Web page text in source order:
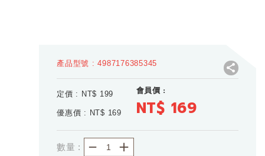
產品型號 : 4987176385345
定價 : NT$ 199
優惠價 : NT$ 169
會員價 :
NT$ 169
數量 : ＋
－